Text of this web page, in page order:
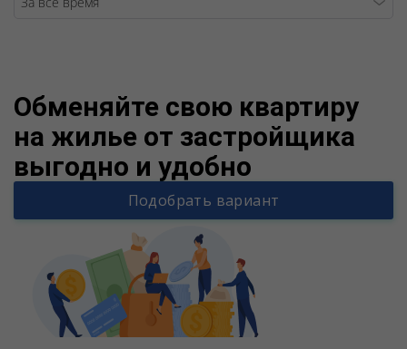
Обменяйте свою квартиру
на жилье от застройщика
выгодно и удобно
Подобрать вариант